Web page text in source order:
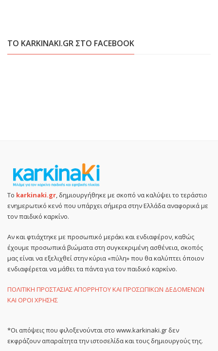
ΤΟ KARKINAKI.GR ΣΤΟ FACEBOOK
Το karkinaki.gr, δημιουργήθηκε με σκοπό να καλύψει το τεράστιο
ενημερωτικό κενό που υπάρχει σήμερα στην Ελλάδα αναφορικά με
τον παιδικό καρκίνο.
Αν και φτιάχτηκε με προσωπικό μεράκι και ενδιαφέρον, καθώς
έχουμε προσωπικά βιώματα στη συγκεκριμένη ασθένεια, σκοπός
μας είναι να εξελιχθεί στην κύρια «πύλη» που θα καλύπτει όποιον
ενδιαφέρεται να μάθει τα πάντα για τον παιδικό καρκίνο.
ΠΟΛΙΤΙΚΗ ΠΡΟΣΤΑΣΙΑΣ ΑΠΟΡΡΗΤΟΥ ΚΑΙ ΠΡΟΣΩΠΙΚΩΝ ΔΕΔΟΜΕΝΩΝ
ΚΑΙ ΟΡΟΙ ΧΡΗΣΗΣ
*Οι απόψεις που φιλοξενούνται στο www.karkinaki.gr δεν
εκφράζουν απαραίτητα την ιστοσελίδα και τους δημιουργούς της.